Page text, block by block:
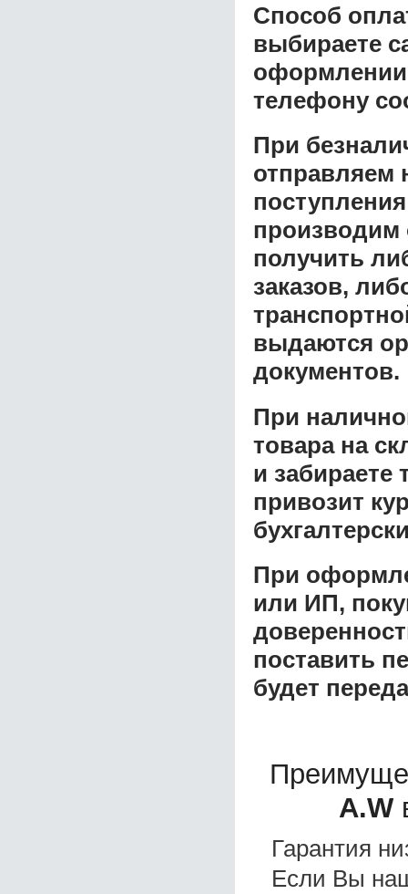
Способ
выбираете
оформлении
телефону
При
отправляем
производим
получить
заказов,
выдаются
документов.
При
товара на
и забираете
привозит
При
или ИП,
поставить
будет
A.W
Гарантия
Если Вы